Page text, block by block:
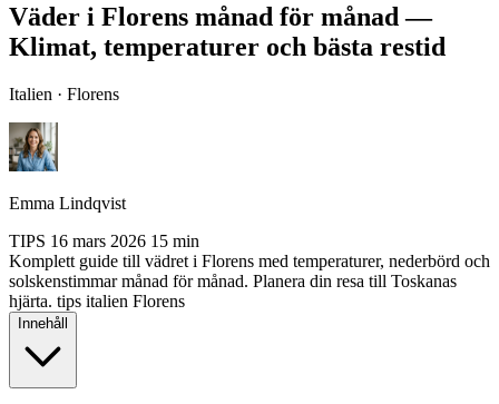
Väder i Florens månad för månad —
Klimat, temperaturer och bästa restid
Italien · Florens
Emma Lindqvist
TIPS 16 mars 2026 15 min
Komplett guide till vädret i Florens med temperaturer, nederbörd och
solskenstimmar månad för månad. Planera din resa till Toskanas
hjärta. tips italien Florens
Innehåll